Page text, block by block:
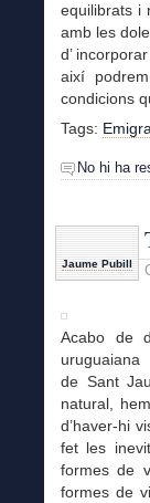
equilibrats i
amb les
d’
així
condicions
Tags:
No hi ha
Jaume Pubill
Acabo de
uruguaiana
de Sant
natural,
d’haver-hi
fet les
formes de
formes de